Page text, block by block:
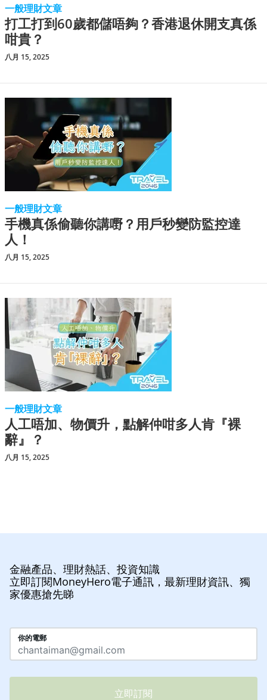
一般理財文章
打工打到60歲都儲唔夠？香港退休開支真係
咁貴？
八月 15, 2025
一般理財文章
手機真係偷聽你講嘢？用戶秒變防監控達
人！
八月 15, 2025
一般理財文章
人工唔加、物價升，點解仲咁多人肯『裸
辭』？
八月 15, 2025
金融產品、理財熱話、投資知識
立即訂閱MoneyHero電子通訊，最新理財資訊、獨
家優惠搶先睇